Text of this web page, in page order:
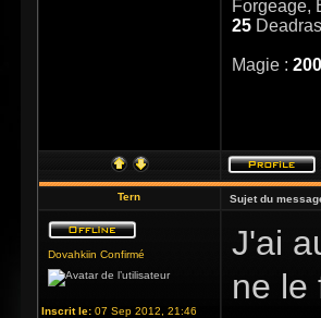
Forgeage,
25
Magie : 200
Tern Sujet du
Dovahkiin Confirmé
Inscrit le: 07 Sep 2012, 21:46
J'ai
ne le